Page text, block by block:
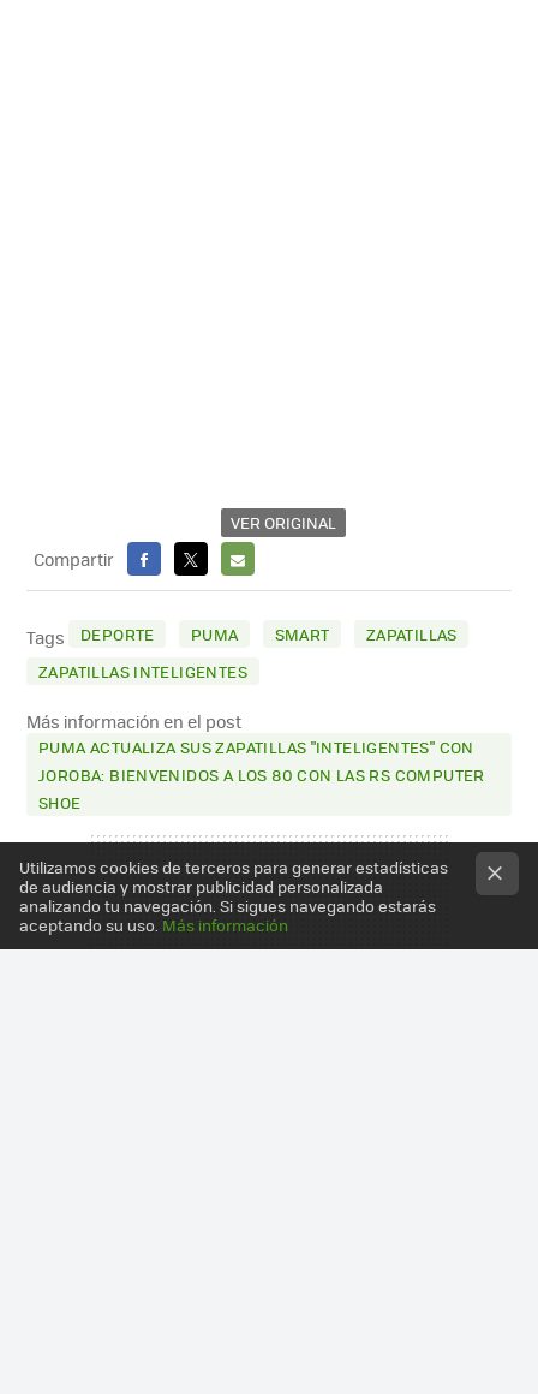
VER ORIGINAL
Compartir
FACEBOOK
X
E-
MAIL
Tags DEPORTE PUMA SMART
ZAPATILLAS
ZAPATILLAS INTELIGENTES
Más información en el post
PUMA ACTUALIZA SUS ZAPATILLAS "INTELIGENTES" CON
JOROBA: BIENVENIDOS A LOS 80 CON LAS RS COMPUTER
SHOE
Utilizamos cookies de terceros para generar estadísticas
de audiencia y mostrar publicidad personalizada
analizando tu navegación. Si sigues navegando estarás
aceptando su uso. Más información